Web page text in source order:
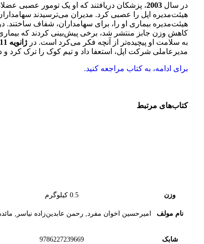
در سال 2003، پزشکان دریافتند که او یک تومور عصبی
هیئت‌مدیره اپل را عصبی کرد. مدیران می‌ترسیدند
هیئت‌مدیره بیماری او را، برای سهامداران، شفاف ساختند.
کاهش وزن جابز منتشر شد، برخی پیش‌بینی کردند که
به سلامت او پیچیده‌تر از آنچه فکر می‌کرد است. در ژانویه 2011
مدیرعاملی شرکت اپل، استعفا داد و تیم کوک را ترک کرد و
برای ادامه، به کتاب مراجعه کنید.
کتاب‌های مرتبط
وزن 0.5 کیلوگرم
نام مولف امیرحسین اخوان مفرد, رحمن عابدین‌زاده نیاسر,
شابک 9786227239669